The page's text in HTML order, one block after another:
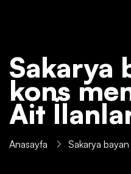
Sakarya
kons
Ait
Anasayfa Sakarya